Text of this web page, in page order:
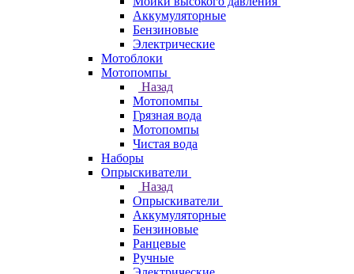
Аккумуляторные
Бензиновые
Электрические
Мотоблоки
Мотопомпы
Назад
Мотопомпы
Грязная вода
Мотопомпы
Чистая вода
Наборы
Опрыскиватели
Назад
Опрыскиватели
Аккумуляторные
Бензиновые
Ранцевые
Ручные